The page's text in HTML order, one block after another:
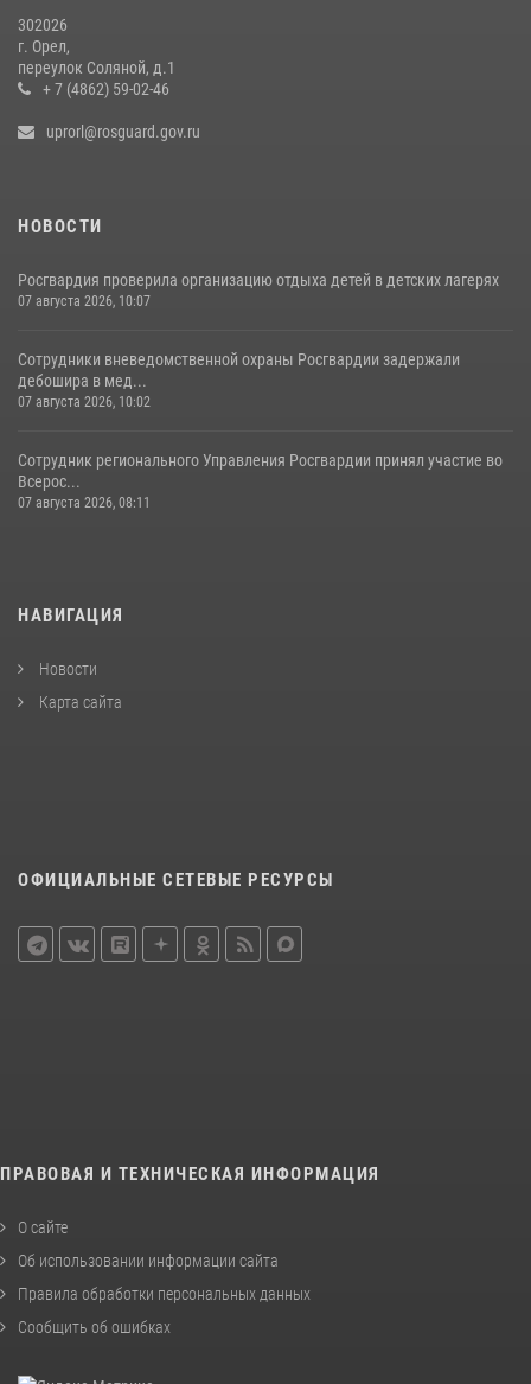
302026
г. Орел,
переулок Соляной, д.1
+ 7 (4862) 59-02-46
uprorl@rosguard.gov.ru
НОВОСТИ
Росгвардия проверила организацию отдыха детей в детских лагерях
07 августа 2026, 10:07
Сотрудники вневедомственной охраны Росгвардии задержали
дебошира в мед...
07 августа 2026, 10:02
Сотрудник регионального Управления Росгвардии принял участие во
Всерос...
07 августа 2026, 08:11
НАВИГАЦИЯ
Новости
Карта сайта
ОФИЦИАЛЬНЫЕ СЕТЕВЫЕ РЕСУРСЫ
ПРАВОВАЯ И ТЕХНИЧЕСКАЯ ИНФОРМАЦИЯ
О сайте
Об использовании информации сайта
Правила обработки персональных данных
Сообщить об ошибках